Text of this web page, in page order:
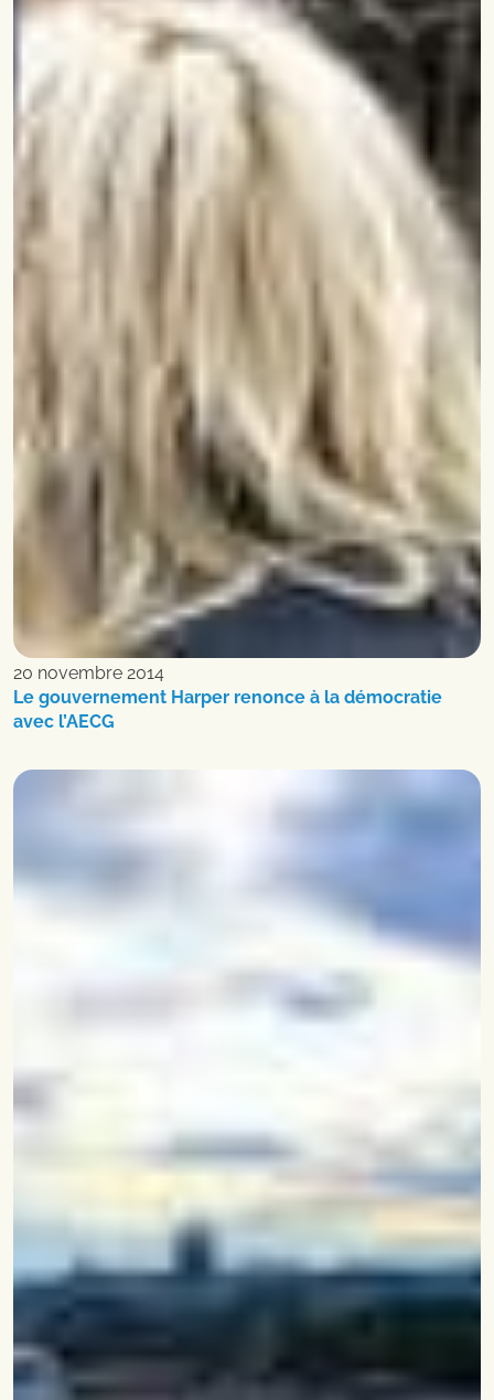
20 novembre 2014
Le gouvernement Harper renonce à la démocratie
avec l’AECG